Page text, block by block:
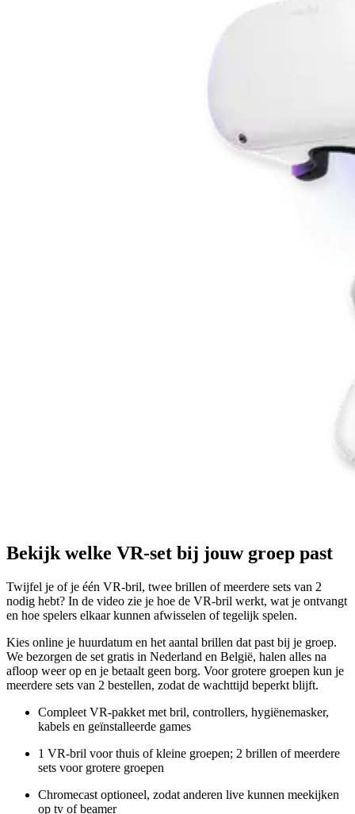
Bekijk welke VR-set bij jouw groep past
Twijfel je of je één VR-bril, twee brillen of meerdere sets van 2
nodig hebt? In de video zie je hoe de VR-bril werkt, wat je ontvangt
en hoe spelers elkaar kunnen afwisselen of tegelijk spelen.
Kies online je huurdatum en het aantal brillen dat past bij je groep.
We bezorgen de set gratis in Nederland en België, halen alles na
afloop weer op en je betaalt geen borg. Voor grotere groepen kun je
meerdere sets van 2 bestellen, zodat de wachttijd beperkt blijft.
Compleet VR-pakket met bril, controllers, hygiënemasker,
kabels en geïnstalleerde games
1 VR-bril voor thuis of kleine groepen; 2 brillen of meerdere
sets voor grotere groepen
Chromecast optioneel, zodat anderen live kunnen meekijken
op tv of beamer